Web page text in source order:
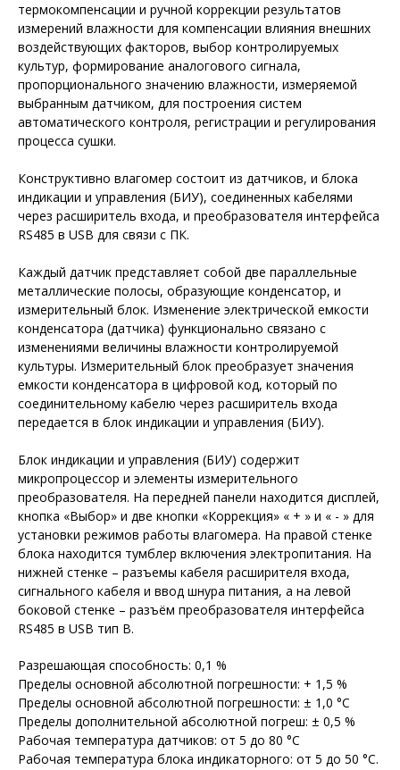
термокомпенсации и ручной коррекции результатов
измерений влажности для компенсации влияния внешних
воздействующих факторов, выбор контролируемых
культур, формирование аналогового сигнала,
пропорционального значению влажности, измеряемой
выбранным датчиком, для построения систем
автоматического контроля, регистрации и регулирования
процесса сушки.
Конструктивно влагомер состоит из датчиков, и блока
индикации и управления (БИУ), соединенных кабелями
через расширитель входа, и преобразователя интерфейса
RS485 в USB для связи с ПК.
Каждый датчик представляет собой две параллельные
металлические полосы, образующие конденсатор, и
измерительный блок. Изменение электрической емкости
конденсатора (датчика) функционально связано с
изменениями величины влажности контролируемой
культуры. Измерительный блок преобразует значения
емкости конденсатора в цифровой код, который по
соединительному кабелю через расширитель входа
передается в блок индикации и управления (БИУ).
Блок индикации и управления (БИУ) содержит
микропроцессор и элементы измерительного
преобразователя. На передней панели находится дисплей,
кнопка «Выбор» и две кнопки «Коррекция» « + » и « - » для
установки режимов работы влагомера. На правой стенке
блока находится тумблер включения электропитания. На
нижней стенке – разъемы кабеля расширителя входа,
сигнального кабеля и ввод шнура питания, а на левой
боковой стенке – разъём преобразователя интерфейса
RS485 в USB тип В.
Разрешающая способность: 0,1 %
Пределы основной абсолютной погрешности: + 1,5 %
Пределы основной абсолютной погрешности: ± 1,0 °С
Пределы дополнительной абсолютной погреш: ± 0,5 %
Рабочая температура датчиков: от 5 до 80 °С
Рабочая температура блока индикаторного: от 5 до 50 °С.